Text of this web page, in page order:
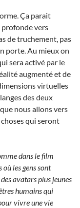
Ça parait
profonde vers
de truchement, pas
porte. Au mieux on
sera activé par le
augmenté et de
virtuelles
des deux
nous allons vers
qui seront
dans le film
les gens sont
avatars plus jeunes
humains qui
vivre une vie